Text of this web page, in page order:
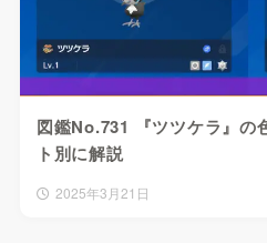
図鑑No.731 『ツツケラ』の
ト別に解説
2025年3月21日